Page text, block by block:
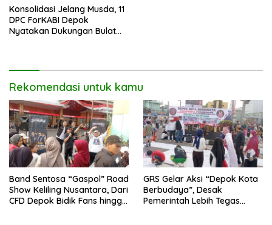
Konsolidasi Jelang Musda, 11
DPC ForKABI Depok
Nyatakan Dukungan Bulat
Rekomendasi untuk kamu
Band Sentosa “Gaspol” Road
Show Keliling Nusantara, Dari
CFD Depok Bidik Fans hingga
GRS Gelar Aksi “Depok Kota
Berbudaya”, Desak
Pemerintah Lebih Tegas